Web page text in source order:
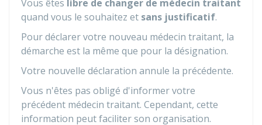
Vous êtes libre de changer de médecin traitant
quand vous le souhaitez et sans justificatif.
Pour déclarer votre nouveau médecin traitant, la
démarche est la même que pour la désignation.
Votre nouvelle déclaration annule la précédente.
Vous n'êtes pas obligé d'informer votre
précédent médecin traitant. Cependant, cette
information peut faciliter son organisation.